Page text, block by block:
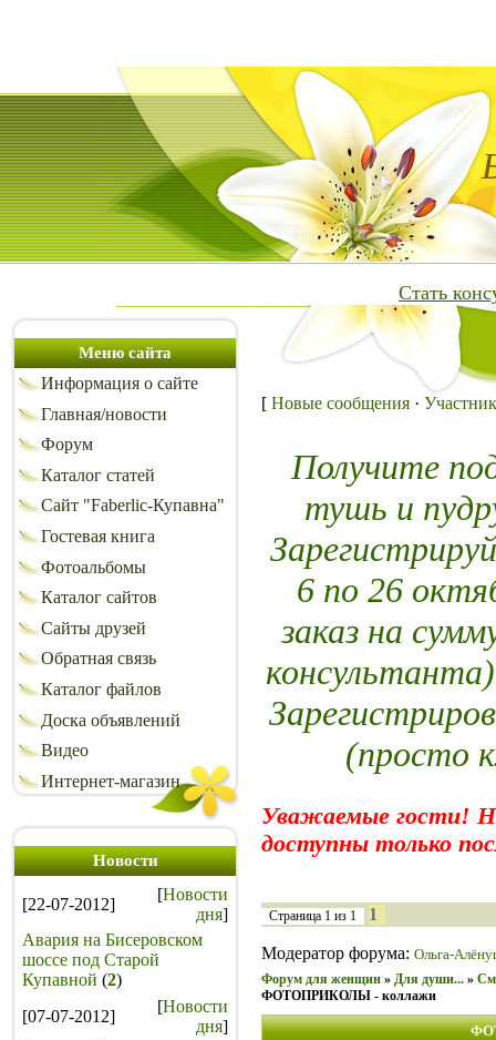
Стать
Меню сайта
Информация о сайте
Главная/новости
Форум
Каталог статей
Сайт "Faberlic-Купавна"
Гостевая книга
Фотоальбомы
Каталог сайтов
Сайты друзей
Обратная связь
Каталог файлов
Доска объявлений
Видео
Интернет-магазин
Новости
[22-07-2012]
[Новости
дня]
Авария на Бисеровском
шоссе под Старой
Купавной (2)
[07-07-2012]
[Новости
дня]
[ Новые сообщения ·
Получите
тушь и
6 по 26
заказ на
(просто
Уважаемые гости!
доступны только
Страница 1 из 1 1
Модератор форума: Ольга-
Форум для женщин » Для души... »
ФОТОПРИКОЛЫ - коллажи